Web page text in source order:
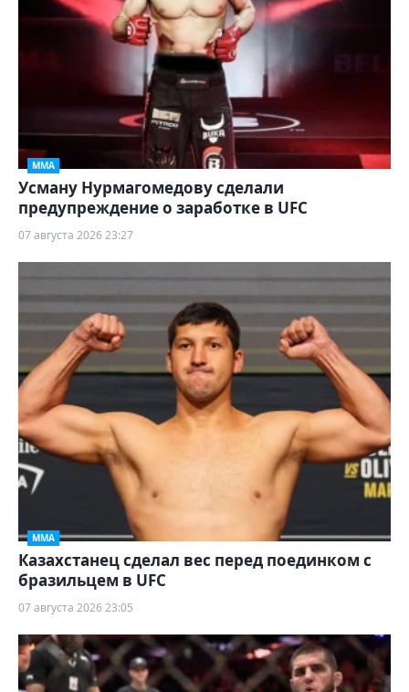
ММА
Усману Нурмагомедову сделали
предупреждение о заработке в UFC
07 августа 2026 23:27
ММА
Казахстанец сделал вес перед поединком с
бразильцем в UFC
07 августа 2026 23:05